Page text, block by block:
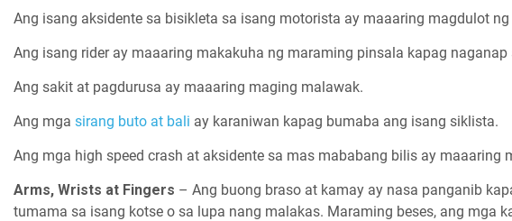
Ang isang aksidente sa bisikleta sa isang motorista ay maaaring magdulot
Ang isang rider ay maaaring makakuha ng maraming pinsala kapag naganap
Ang sakit at pagdurusa ay maaaring maging malawak.
Ang mga sirang buto at bali ay karaniwan kapag bumaba ang isang siklista.
Ang mga high speed crash at aksidente sa mas mababang bilis ay maaaring
Arms, Wrists at Fingers – Ang buong braso at kamay ay nasa panganib
tumama sa isang kotse o sa lupa nang malakas. Maraming beses, ang mga